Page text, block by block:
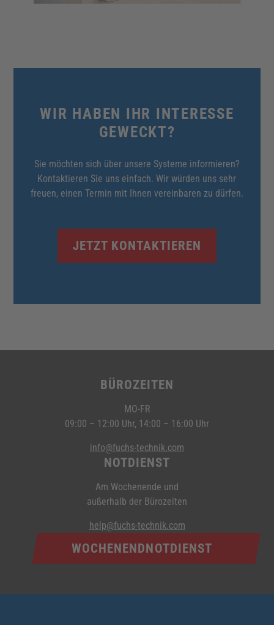
WIR HABEN IHR INTERESSE
GEWECKT?
Sie möchten sich über unsere Systeme informieren?
Kontaktieren Sie uns einfach. Wir würden uns sehr
freuen, einen Termin mit Ihnen vereinbaren zu dürfen.
JETZT KONTAKTIEREN
BÜROZEITEN
MO-FR
09:00 – 12:00 Uhr, 14:00 – 16:00 Uhr
info@fuchs-technik.com
NOTDIENST
Am Wochenende und
außerhalb der Bürozeiten
help@fuchs-technik.com
WOCHENEND­NOTDIENST